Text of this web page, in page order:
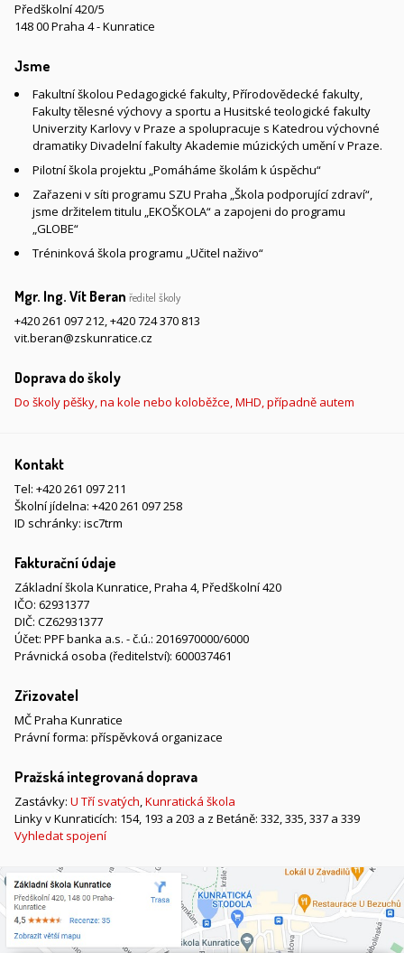
Předškolní 420/5
148 00 Praha 4 - Kunratice
Jsme
Fakultní školou Pedagogické fakulty, Přírodovědecké fakulty,
Fakulty tělesné výchovy a sportu a Husitské teologické fakulty
Univerzity Karlovy v Praze a spolupracuje s Katedrou výchovné
dramatiky Divadelní fakulty Akademie múzických umění v Praze.
Pilotní škola projektu „Pomáháme školám k úspěchu“
Zařazeni v síti programu SZU Praha „Škola podporující zdraví“,
jsme držitelem titulu „EKOŠKOLA“ a zapojeni do programu
„GLOBE“
Tréninková škola programu „Učitel naživo“
Mgr. Ing. Vít Beran ředitel školy
+420 261 097 212,+420 724 370 813
vit.beran@zskunratice.cz
Doprava do školy
Do školy pěšky, na kole nebo koloběžce, MHD, případně autem
Kontakt
Tel: +420 261 097 211
Školní jídelna: +420 261 097 258
ID schránky: isc7trm
Fakturační údaje
Základní škola Kunratice, Praha 4, Předškolní 420
IČO: 62931377
DIČ: CZ62931377
Účet: PPF banka a.s. - č.ú.: 2016970000/6000
Právnická osoba (ředitelství): 600037461
Zřizovatel
MČ Praha Kunratice
Právní forma: příspěvková organizace
Pražská integrovaná doprava
Zastávky: U Tří svatých,Kunratická škola
Linky v Kunraticích: 154, 193 a 203 a z Betáně: 332, 335, 337 a 339
Vyhledat spojení